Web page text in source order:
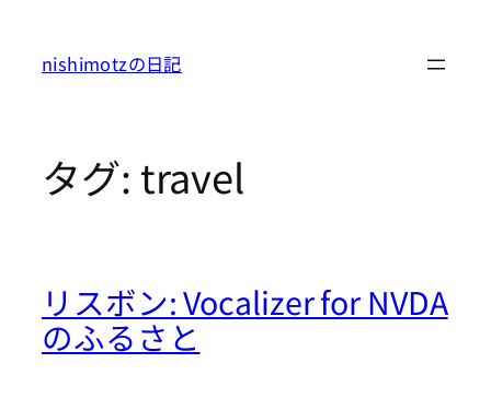
nishimotzの日記
タグ: travel
リスボン: Vocalizer for NVDA
のふるさと